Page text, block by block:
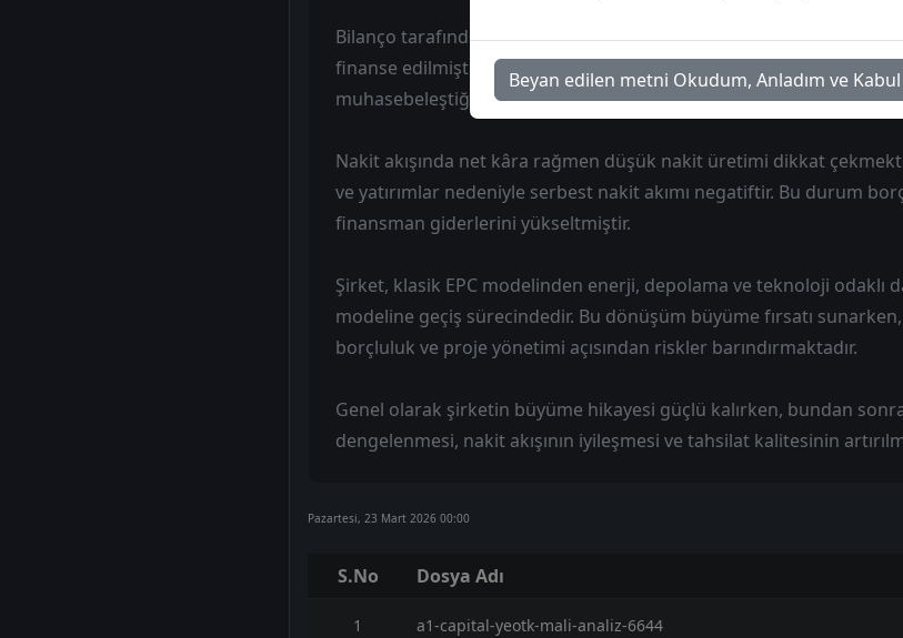
Bilanço tarafında varlıklar ciddi büyürken bu büyüme ağırlıklı
finanse edilmiştir. Özellikle müşteri sözleşmelerinden doğan
muhasebeleştiğini ancak nakde dönüşümün sınırlı olduğunu
Nakit akışında net kâra rağmen düşük nakit üretimi dikkat
ve yatırımlar nedeniyle serbest nakit akımı negatiftir. Bu durum
finansman giderlerini yükseltmiştir.
Şirket, klasik EPC modelinden enerji, depolama ve teknoloji odaklı
modeline geçiş sürecindedir. Bu dönüşüm büyüme fırsatı sunarken,
borçluluk ve proje yönetimi açısından riskler barındırmaktadır.
Genel olarak şirketin büyüme hikayesi güçlü kalırken, bundan
dengelenmesi, nakit akışının iyileşmesi ve tahsilat kalitesinin
Pazartesi, 23 Mart 2026 00:00
S.No Dosya Adı
1 a1-capital-yeotk-mali-analiz-6644